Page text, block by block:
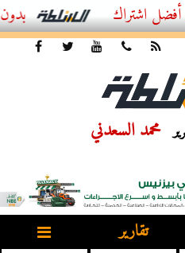
أفضل اشتراك IPTV بدون تقطيع 2026 – دليل المشاهد العصري
محمد السعدني
تقارير